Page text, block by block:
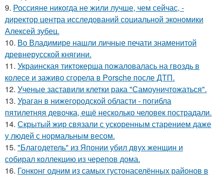
9. Россияне никогда не жили лучше, чем сейчас, -
директор центра исследований социальной экономики
Алексей зубец.
10. Во Владимире нашли личные печати знаменитой
древнерусской княгини.
11. Украинская тиктокерша пожаловалась на гвоздь в
колесе и заживо сгорела в Porsche после ДТП.
12. Ученые заставили клетки рака "Самоуничтожаться".
13. Ураган в нижегородской области - погибла
пятилетняя девочка, ещё несколько человек пострадали.
14. Скрытый жир связали с ускоренным старением даже
у людей с нормальным весом.
15. "Благодетель" из Японии убил двух женщин и
собирал коллекцию из черепов дома.
16. Гонконг одним из самых густонаселённых районов в